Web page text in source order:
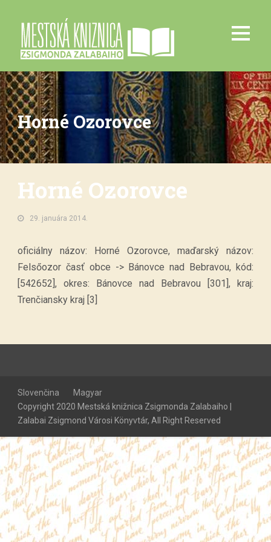
Horné Ozorovce
Horné Ozorovce
29. januára 2014.
oficiálny názov: Horné Ozorovce, maďarský názov:
Felsőozor časť obce -> Bánovce nad Bebravou, kód:
[542652], okres: Bánovce nad Bebravou [301], kraj:
Trenčiansky kraj [3]
Slovenčina
Magyar
Copyright 2020 Mestská knižnica Zsigmonda Zalabaiho |
Zalabai Zsigmond Városi Könyvtár, All Right Reserved